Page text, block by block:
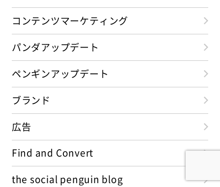
コンテンツマーケティング
パンダアップデート
ペンギンアップデート
ブランド
広告
Find and Convert
the social penguin blog